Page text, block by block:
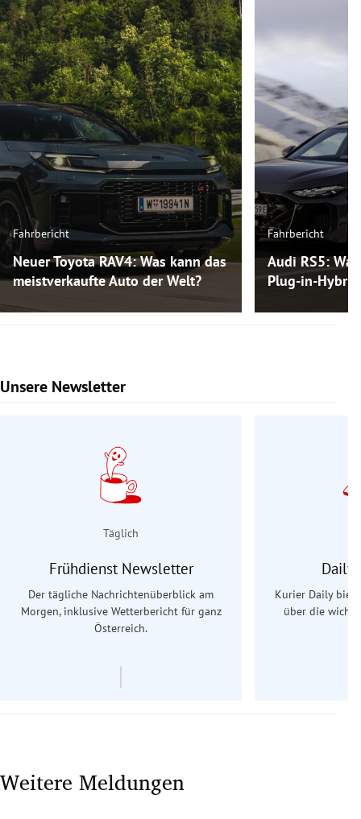
Fahrbericht
Neuer Toyota RAV4: Was kann das
meistverkaufte Auto der Welt?
Fahrbericht
Audi RS5:
Plug-in-
Unsere Newsletter
Slide 1 von 9
Täglich
Frühdienst Newsletter
Der tägliche Nachrichtenüberblick am
Morgen, inklusive Wetterbericht für ganz
Österreich.
Daily
Kurier Daily
über die
Weitere Meldungen